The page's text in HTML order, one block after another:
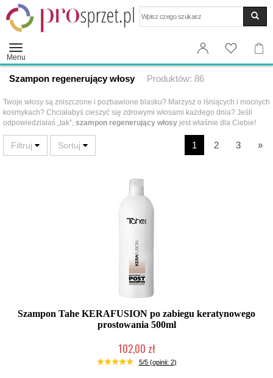
Menu
Szampon regenerujący włosy Produktów: 86
Twoje włosy są zniszczone i pozbawione blasku? Marzysz o lśniących i mocnych
kosmykach? Chciałabyś cieszyć się zdrowymi włosami każdego dnia? Jeśli
odpowiedziałaś „tak”, szampon regenerujący włosy jest właśnie dla Ciebie!
1 2 3 »
Szampon Tahe KERAFUSION po zabiegu keratynowego
prostowania 500ml
102,00 zł
Duża ilość (wysyłka w 24h)
5/5 (opinii: 2)